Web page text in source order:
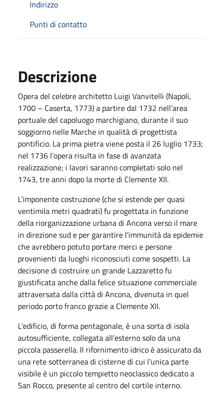
Indirizzo
Punti di contatto
Descrizione
Opera del celebre architetto Luigi Vanvitelli (Napoli,
1700 – Caserta, 1773) a partire dal 1732 nell’area
portuale del capoluogo marchigiano, durante il suo
soggiorno nelle Marche in qualità di progettista
pontificio. La prima pietra viene posta il 26 luglio 1733;
nel 1736 l’opera risulta in fase di avanzata
realizzazione; i lavori saranno completati solo nel
1743, tre anni dopo la morte di Clemente XII.
L’imponente costruzione (che si estende per quasi
ventimila metri quadrati) fu progettata in funzione
della riorganizzazione urbana di Ancona verso il mare
in direzione sud e per garantire l’immunità da epidemie
che avrebbero potuto portare merci e persone
provenienti da luoghi riconosciuti come sospetti. La
decisione di costruire un grande Lazzaretto fu
giustificata anche dalla felice situazione commerciale
attraversata dalla città di Ancona, divenuta in quel
periodo porto franco grazie a Clemente XII.
L’edificio, di forma pentagonale, è una sorta di isola
autosufficiente, collegata all’esterno solo da una
piccola passerella. Il rifornimento idrico è assicurato da
una rete sotterranea di cisterne di cui l’unica parte
visibile è un piccolo tempietto neoclassico dedicato a
San Rocco, presente al centro del cortile interno.